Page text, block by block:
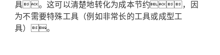
具。 这可以清楚地转化为成本节约，因
为不需要特殊工具（例如非常长的工具或成型工
具）。